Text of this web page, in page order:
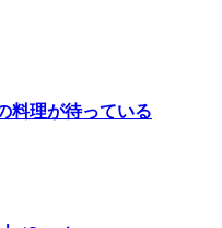
料理が待っている